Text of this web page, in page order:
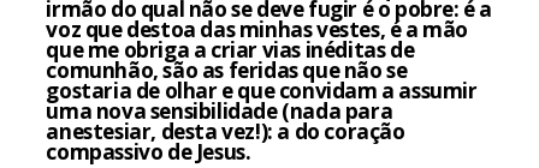
irmão do qual não se deve fugir é o pobre: é a
voz que destoa das minhas vestes, é a mão
que me obriga a criar vias inéditas de
comunhão, são as feridas que não se
gostaria de olhar e que convidam a assumir
uma nova sensibilidade (nada para
anestesiar, desta vez!): a do coração
compassivo de Jesus.